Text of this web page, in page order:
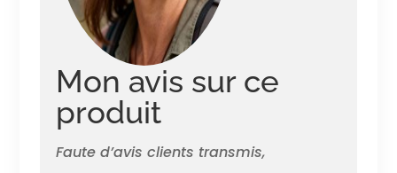
Mon avis sur ce
produit
Faute d’avis clients transmis,